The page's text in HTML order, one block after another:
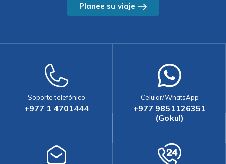
Planee su viaje
Soporte telefónico
+977 1 4701444
Celular/WhatsApp
+977 9851126351
(Gokul)